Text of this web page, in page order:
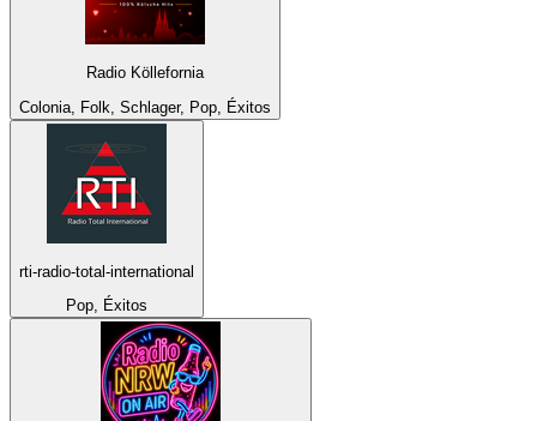
Radio Köllefornia
Colonia, Folk, Schlager, Pop, Éxitos
rti-radio-total-international
Pop, Éxitos